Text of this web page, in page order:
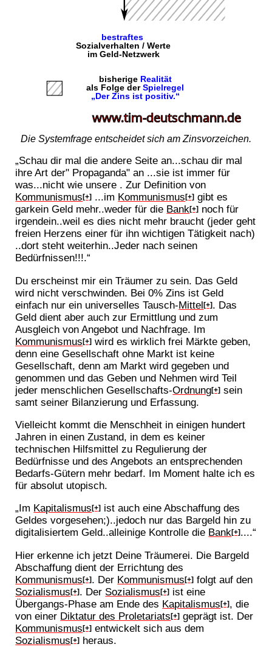
Die Systemfrage entscheidet sich am Zinsvorzeichen.
„Schau dir mal die andere Seite an...schau dir mal
ihre Art der" Propaganda" an ...sie ist immer für
was...nicht wie unsere . Zur Definition von
Kommunismus[+] ...im Kommunismus[+] gibt es
garkein Geld mehr..weder für die Bank[+] noch für
irgendein..weil es dies nicht mehr braucht (jeder geht
freien Herzens einer für ihn wichtigen Tätigkeit nach)
..dort steht weiterhin..Jeder nach seinen
Bedürfnissen!!!.“
Du erscheinst mir ein Träumer zu sein. Das Geld
wird nicht verschwinden. Bei 0% Zins ist Geld
einfach nur ein universelles Tausch-Mittel[+]. Das
Geld dient aber auch zur Ermittlung und zum
Ausgleich von Angebot und Nachfrage. Im
Kommunismus[+] wird es wirklich frei Märkte geben,
denn eine Gesellschaft ohne Markt ist keine
Gesellschaft, denn am Markt wird gegeben und
genommen und das Geben und Nehmen wird Teil
jeder menschlichen Gesellschafts-Ordnung[+] sein
samt seiner Bilanzierung und Erfassung.
Vielleicht kommt die Menschheit in einigen hundert
Jahren in einen Zustand, in dem es keiner
technischen Hilfsmittel zu Regulierung der
Bedürfnisse und des Angebots an entsprechenden
Bedarfs-Gütern mehr bedarf. Im Moment halte ich es
für absolut utopisch.
„Im Kapitalismus[+] ist auch eine Abschaffung des
Geldes vorgesehen;)..jedoch nur das Bargeld hin zu
digitalisiertem Geld..alleinige Kontrolle die Bank[+] ....“
Hier erkenne ich jetzt Deine Träumerei. Die Bargeld
Abschaffung dient der Errichtung des
Kommunismus[+]. Der Kommunismus[+] folgt auf den
Sozialismus[+]. Der Sozialismus[+] ist eine
Übergangs-Phase am Ende des Kapitalismus[+], die
von einer Diktatur des Proletariats[+] geprägt ist. Der
Kommunismus[+] entwickelt sich aus dem
Sozialismus[+] heraus.